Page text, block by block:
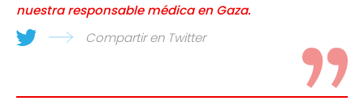
nuestra responsable médica en Gaza.
Compartir en Twitter